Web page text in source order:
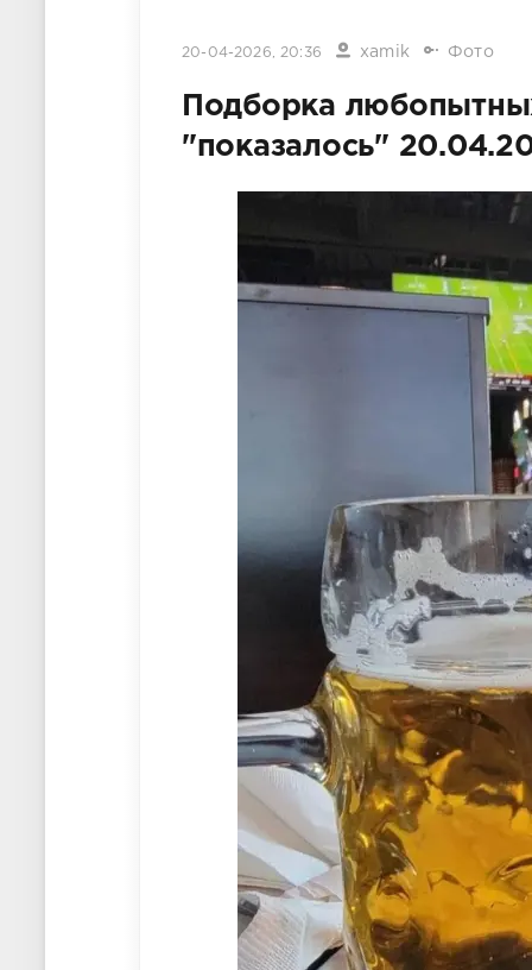
20-04-2026, 20:36 xamik Фото
Подборка
"показалось"